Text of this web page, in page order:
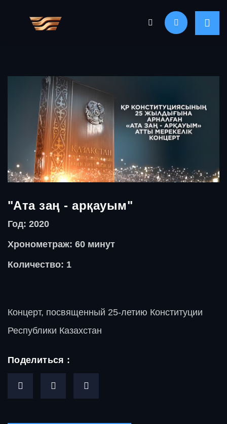
"Ата заң - арқауым"
Год: 2020
Хронометраж: 60 минут
Количество: 1
Концерт, посвященный 25-летию Конституции
Республики Казахстан
Поделиться :